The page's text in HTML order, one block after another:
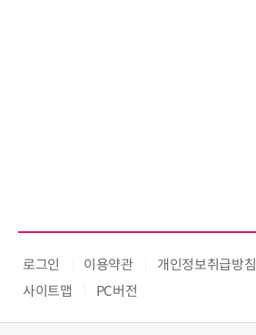
로그인 이용약관 개인정보취급방침
사이트맵
PC버전